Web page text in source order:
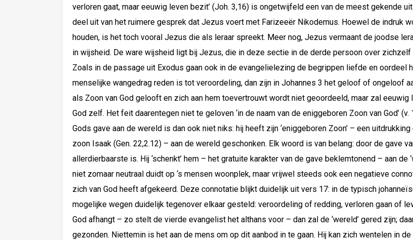
verloren gaat, maar eeuwig leven bezit’ (Joh. 3,16) is ongetwijfeld een van de meest gekende
deel uit van het ruimere gesprek dat Jezus voert met Farizeeër Nikodemus. Hoewel de indruk
houden, is het toch vooral Jezus die als leraar spreekt. Meer nog, Jezus vermaant de joodse
in wijsheid. De ware wijsheid ligt bij Jezus, die in deze sectie in de derde persoon over zichzelf
Zoals in de passage uit Exodus gaan ook in de evangelielezing de begrippen liefde en oordeel
menselijke wangedrag reden is tot veroordeling, dan zijn in Johannes 3 het geloof of ongeloof
als Zoon van God gelooft en zich aan hem toevertrouwt wordt niet geoordeeld, maar zal
God zelf. Het feit daarentegen niet te geloven ‘in de naam van de eniggeboren Zoon van God’
Gods gave aan de wereld is dan ook niet niks: hij heeft zijn ‘eniggeboren Zoon’ – een
zoon Isaak (Gen. 22,2.12) – aan de wereld geschonken. Elk woord is van belang: door de gave
allerdierbaarste is. Hij ‘schenkt’ hem – het gratuite karakter van de gave beklemtonend – aan de
niet zomaar neutraal duidt op ‘s mensen woonplek, maar vrijwel steeds ook een negatieve
zich van God heeft afgekeerd. Deze connotatie blijkt duidelijk uit vers 17: in de typisch
mogelijke wegen duidelijk tegenover elkaar gesteld: veroordeling of redding, verloren gaan of
God afhangt – zo stelt de vierde evangelist het althans voor – dan zal de ‘wereld’ gered zijn;
gezonden. Niettemin is het aan de mens om op dit aanbod in te gaan. Hij kan zich wentelen in